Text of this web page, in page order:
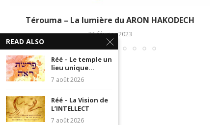
Térouma – La lumière du ARON HAKODECH
21 février 2023
READ ALSO
Réé – Le temple un
lieu unique...
7 août 2026
Réé – La Vision de
L’INTELLECT
7 août 2026